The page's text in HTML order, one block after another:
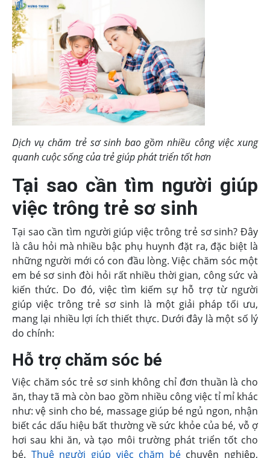
Dịch vụ chăm trẻ sơ sinh bao gồm nhiều công việc xung
quanh cuộc sống của trẻ giúp phát triển tốt hơn
Tại sao cần tìm người giúp
việc trông trẻ sơ sinh
Tại sao cần tìm người giúp việc trông trẻ sơ sinh? Đây
là câu hỏi mà nhiều bậc phụ huynh đặt ra, đặc biệt là
những người mới có con đầu lòng. Việc chăm sóc một
em bé sơ sinh đòi hỏi rất nhiều thời gian, công sức và
kiến thức. Do đó, việc tìm kiếm sự hỗ trợ từ người
giúp việc trông trẻ sơ sinh là một giải pháp tối ưu,
mang lại nhiều lợi ích thiết thực. Dưới đây là một số lý
do chính:
Hỗ trợ chăm sóc bé
Việc chăm sóc trẻ sơ sinh không chỉ đơn thuần là cho
ăn, thay tã mà còn bao gồm nhiều công việc tỉ mỉ khác
như: vệ sinh cho bé, massage giúp bé ngủ ngon, nhận
biết các dấu hiệu bất thường về sức khỏe của bé, vỗ ợ
hơi sau khi ăn, và tạo môi trường phát triển tốt cho
bé. Thuê người giúp việc chăm béchuyên nghiệp,